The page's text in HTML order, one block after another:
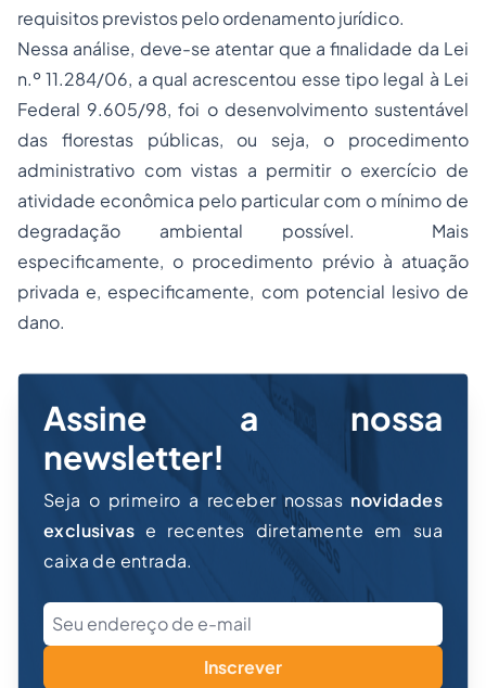
requisitos previstos pelo ordenamento jurídico.
Nessa análise, deve-se atentar que a finalidade da Lei
n.º 11.284/06, a qual acrescentou esse tipo legal à Lei
Federal 9.605/98, foi o desenvolvimento sustentável
das florestas públicas, ou seja, o procedimento
administrativo com vistas a permitir o exercício de
atividade econômica pelo particular com o mínimo de
degradação ambiental possível. Mais
especificamente, o procedimento prévio à atuação
privada e, especificamente, com potencial lesivo de
dano.
Assine a nossa
newsletter!
Seja o primeiro a receber nossas novidades
exclusivas e recentes diretamente em sua
caixa de entrada.
Inscrever